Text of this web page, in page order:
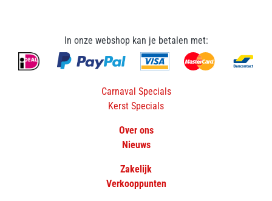
In onze webshop kan je betalen met:
Carnaval Specials
Kerst Specials
Over ons
Nieuws
Zakelijk
Verkooppunten